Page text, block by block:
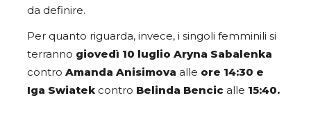
da definire.
Per quanto riguarda, invece, i singoli femminili si
terranno giovedì 10 luglio Aryna Sabalenka
contro Amanda Anisimova alle ore 14:30 e
Iga Swiatek contro Belinda Bencic alle 15:40.